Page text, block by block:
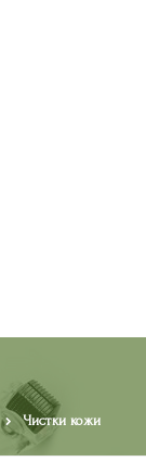
Чистки кожи